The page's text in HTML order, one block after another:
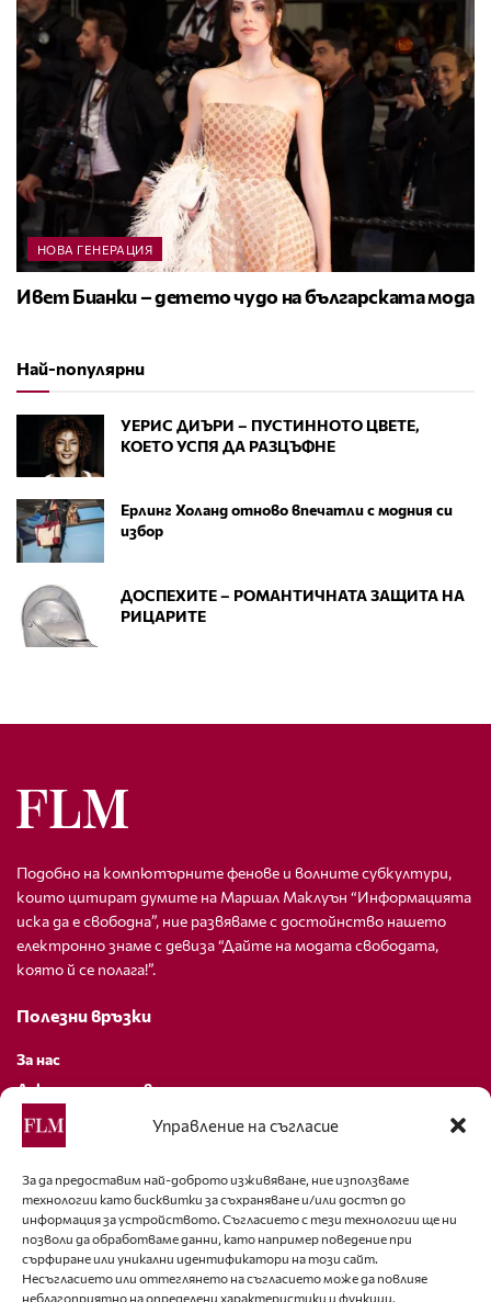
Управление на съгласие
За да предоставим най-доброто изживяване, ние използваме
технологии като бисквитки за съхраняване и/или достъп до
информация за устройството. Съгласието с тези технологии ще ни
позволи да обработваме данни, като например поведение при
сърфиране или уникални идентификатори на този сайт.
Несъгласието или оттеглянето на съгласието може да повлияе
неблагоприятно на определени характеристики и функции.
НОВА ГЕНЕРАЦИЯ
Ивет Бианки – детето чудо на българската мода
Най-популярни
УЕРИС ДИЪРИ – ПУСТИННОТО ЦВЕТЕ,
КОЕТО УСПЯ ДА РАЗЦЪФНЕ
Ерлинг Холанд отново впечатли с модния си
избор
ДОСПЕХИТЕ – РОМАНТИЧНАТА ЗАЩИТА НА
РИЦАРИТЕ
Подобно на компютърните фенове и волните субкултури,
които цитират думите на Маршал Маклуън “Информацията
иска да е свободна”, ние развяваме с достойнство нашето
електронно знаме с девиза “Дайте на модата свободата,
която й се полага!”.
Полезни връзки
За нас
Декларация за поверителност
Политика за бисквитки
За контакти
editor@fashion-lifestyle.net
+359 88 227 33 47